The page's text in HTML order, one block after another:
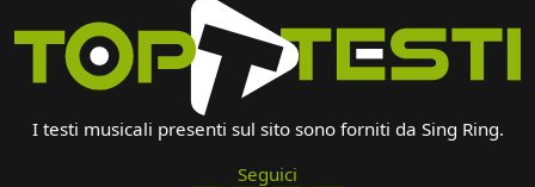
I testi musicali presenti sul sito sono forniti da Sing Ring.
Seguici